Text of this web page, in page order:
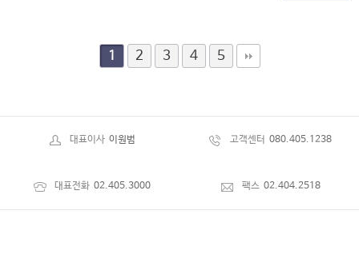
1 2 3 4 5
대표이사 이원범 고객센터 080.405.1238
대표전화 02.405.3000 팩스 02.404.2518